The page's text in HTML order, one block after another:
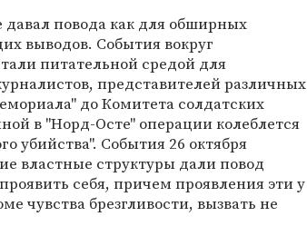
давал повода как для обширных
выводов. События вокруг
питательной средой для
представителей различных
до Комитета солдатских
в "Норд-Осте" операции колеблется
убийства". События 26 октября
властные структуры дали повод
себя, причем проявления эти у
чувства брезгливости, вызвать не